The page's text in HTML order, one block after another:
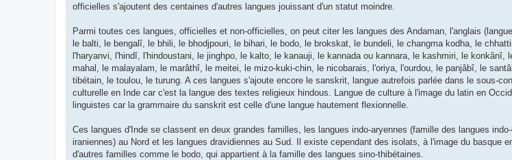
a
officielles s'ajoutent des centaines d'autres langues jouissant d'un statut moindre.
Parmi toutes ces langues, officielles et non-officielles, on peut citer les langues des Andaman, l'anglais
le balti, le bengalî, le bhili, le bhodjpouri, le bihari, le bodo, le brokskat, le bundeli, le changma kodha, le
l'haryanvi, l'hindî, l'hindoustani, le jinghpo, le kalto, le kanauji, le kannada ou kannara, le kashmiri, le konkânî,
mahal, le malayalam, le marâthî, le meitei, le mizo-kuki-chin, le nicobarais, l'oriya, l'ourdou, le panjâbî, le
tibétain, le toulou, le turung. A ces langues s'ajoute encore le sanskrit, langue autrefois parlée dans le sous-
culturelle en Inde car c'est la langue des textes religieux hindous. Langue de culture à l'image du latin en
linguistes car la grammaire du sanskrit est celle d'une langue hautement flexionnelle.
Ces langues d'Inde se classent en deux grandes familles, les langues indo-aryennes (famille des langues
iraniennes) au Nord et les langues dravidiennes au Sud. Il existe cependant des isolats, à l'image du basque
d'autres familles comme le bodo, qui appartient à la famille des langues sino-thibétaines.